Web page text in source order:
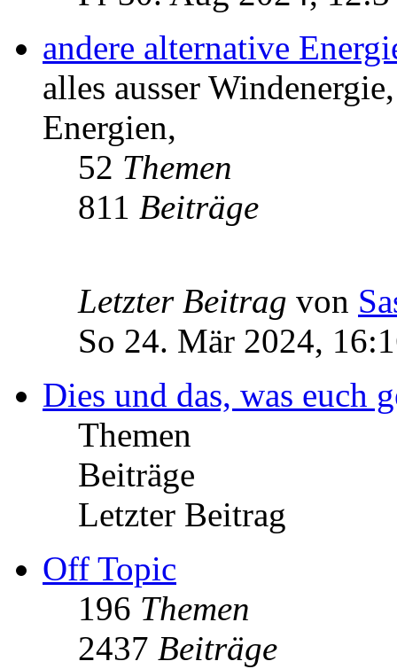
andere alternative
alles ausser
Energien,
52 Themen
811 Beiträge
Letzter Beitrag von
So 24. Mär 2024,
Dies und das, was euch
Themen
Beiträge
Letzter Beitrag
Off Topic
196 Themen
2437 Beiträge